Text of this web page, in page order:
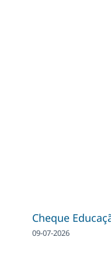
Cheque
09-07-2026